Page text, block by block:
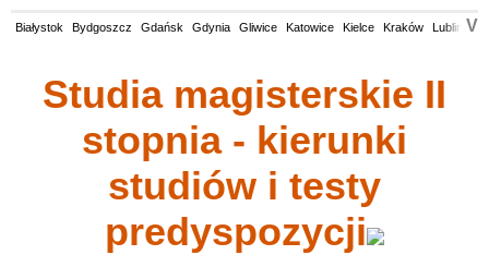
Białystok Bydgoszcz Gdańsk Gdynia Gliwice Katowice Kielce Kraków Lublin V
Studia magisterskie II
stopnia - kierunki
studiów i testy
predyspozycji